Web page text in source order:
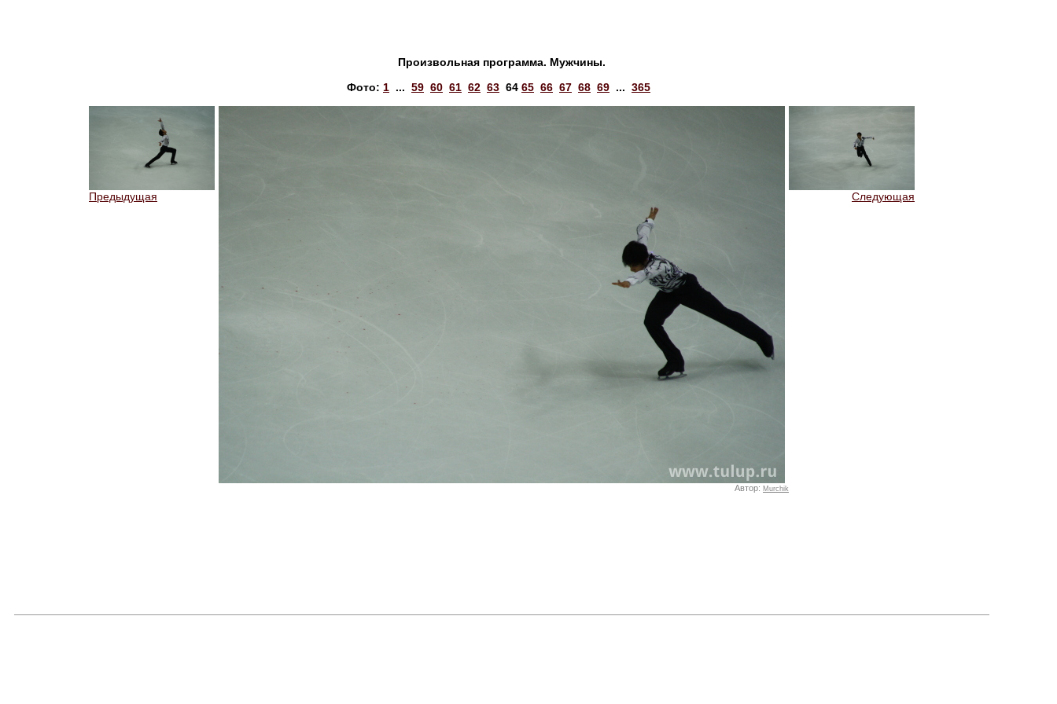
Произвольная программа. Мужчины.
Фото: 1 ... 59 60 61 62 63 64 65 66 67 68 69 ... 365
Предыдущая
Автор: Murchik
Следующая